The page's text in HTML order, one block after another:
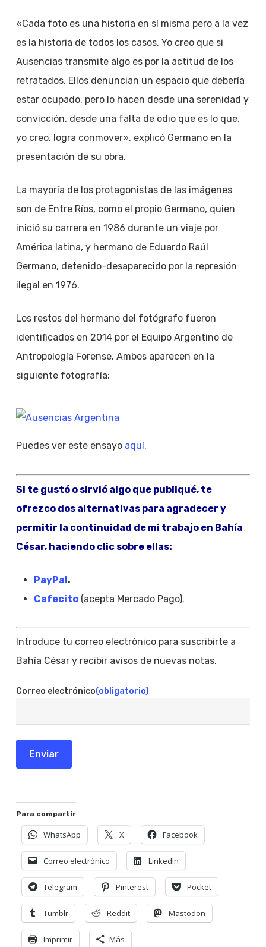
«Cada foto es una historia en sí misma pero a la vez
es la historia de todos los casos. Yo creo que si
Ausencias transmite algo es por la actitud de los
retratados. Ellos denuncian un espacio que debería
estar ocupado, pero lo hacen desde una serenidad y
convicción, desde una falta de odio que es lo que,
yo creo, logra conmover», explicó Germano en la
presentación de su obra.
La mayoría de los protagonistas de las imágenes
son de Entre Ríos, como el propio Germano, quien
inició su carrera en 1986 durante un viaje por
América latina, y hermano de Eduardo Raúl
Germano, detenido-desaparecido por la represión
ilegal en 1976.
Los restos del hermano del fotógrafo fueron
identificados en 2014 por el Equipo Argentino de
Antropología Forense. Ambos aparecen en la
siguiente fotografía:
Puedes ver este ensayo aquí.
Si te gustó o sirvió algo que publiqué, te
ofrezco dos alternativas para agradecer y
permitir la continuidad de mi trabajo en Bahía
César, haciendo clic sobre ellas:
PayPal.
Cafecito(acepta Mercado Pago).
Introduce tu correo electrónico para suscribirte a
Bahía César y recibir avisos de nuevas notas.
Correo electrónico(obligatorio)
Enviar
Para compartir
WhatsApp X Facebook
Correo electrónico LinkedIn
Telegram Pinterest Pocket
Tumblr Reddit Mastodon
Imprimir Más